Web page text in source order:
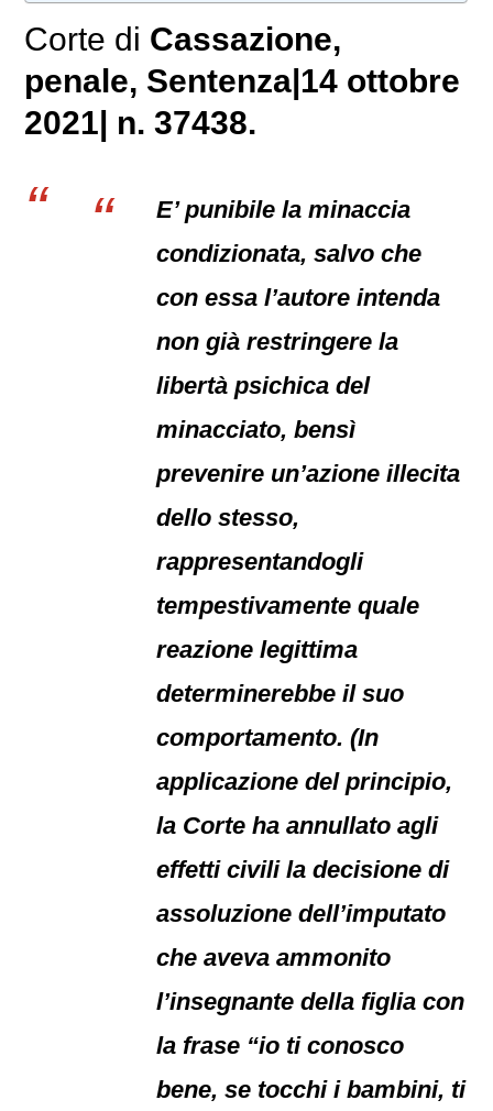
Corte di Cassazione,
penale, Sentenza|14 ottobre
2021| n. 37438.
E’ punibile la minaccia
condizionata, salvo che
con essa l’autore intenda
non già restringere la
libertà psichica del
minacciato, bensì
prevenire un’azione illecita
dello stesso,
rappresentandogli
tempestivamente quale
reazione legittima
determinerebbe il suo
comportamento. (In
applicazione del principio,
la Corte ha annullato agli
effetti civili la decisione di
assoluzione dell’imputato
che aveva ammonito
l’insegnante della figlia con
la frase “io ti conosco
bene, se tocchi i bambini, ti